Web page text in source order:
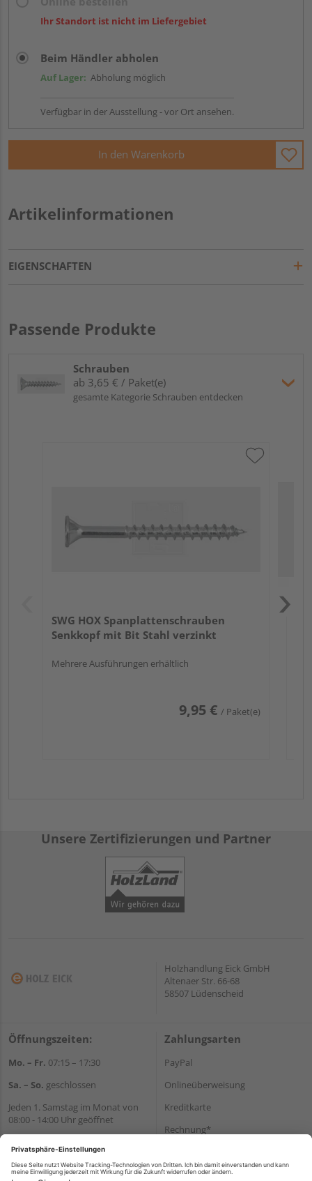
Ihr Standort ist nicht im Liefergebiet
Beim Händler abholen
Auf Lager: Abholung möglich
Verfügbar in der Ausstellung - vor Ort ansehen.
In den Warenkorb
Artikelinformationen
EIGENSCHAFTEN
Passende Produkte
Schrauben
ab 3,65 € / Paket(e)
gesamte Kategorie Schrauben entdecken
SWG HOX Spanplattenschrauben
Senkkopf mit Bit Stahl verzinkt
Mehrere Ausführungen erhältlich
9,95 € / Paket(e)
Unsere Zertifizierungen und Partner
Holzhandlung Eick GmbH
Altenaer Str. 66-68
58507 Lüdenscheid
Öffnungszeiten:
Mo. – Fr. 07:15 – 17:30
Sa. – So. geschlossen
Jeden 1. Samstag im Monat von
08:00 - 14:00 Uhr geöffnet
weiter
Tel.:+49 2351 90330
Zahlungsarten
PayPal
Onlineüberweisung
Kreditkarte
Rechnung*
Versand